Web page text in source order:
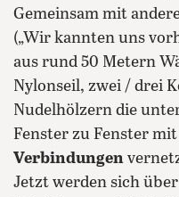
Gemeinsam mit
(„Wir kannten uns
aus rund 50 Metern
Nylonseil, zwei / drei
Nudelhölzern die
Fenster zu Fenster mit
Verbindungen
Jetzt werden sich